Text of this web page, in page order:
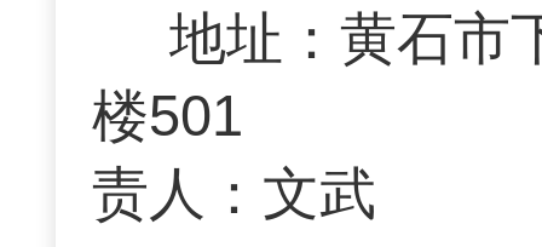
地址：黄石市
楼501 联
责人：文武